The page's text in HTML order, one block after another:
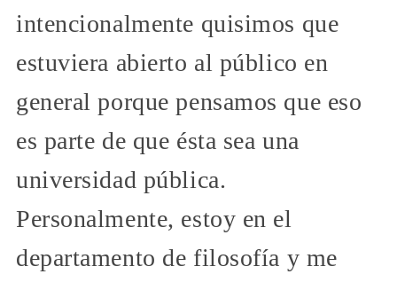
intencionalmente quisimos que
estuviera abierto al público en
general porque pensamos que eso
es parte de que ésta sea una
universidad pública.
Personalmente, estoy en el
departamento de filosofía y me